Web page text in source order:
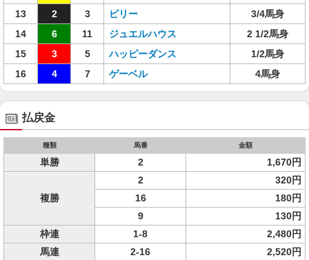
13
2 3 ピリー
3/4馬身
14
6 11 ジュエルハウス
2 1/2馬身
15
3 5 ハッピーダンス
1/2馬身
16
4 7 ゲーベル 4馬身
払戻金
種類 馬番 金額
単勝 2 1,670円
複勝
2
320円
16
180円
9
130円
枠連
1-8
2,480円
馬連
2-16 2,520円